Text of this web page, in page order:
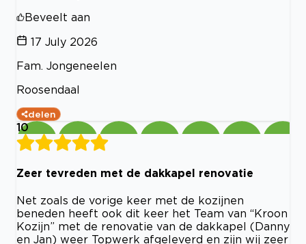
Beveelt aan
17 July 2026
Fam. Jongeneelen
Roosendaal
delen
10
Zeer tevreden met de dakkapel renovatie
Net zoals de vorige keer met de kozijnen
beneden heeft ook dit keer het Team van “Kroon
Kozijn” met de renovatie van de dakkapel (Danny
en Jan) weer Topwerk afgeleverd en zijn wij zeer